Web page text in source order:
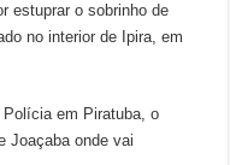
estuprar o sobrinho de
no interior de Ipira, em
em Piratuba, o
Joaçaba onde vai